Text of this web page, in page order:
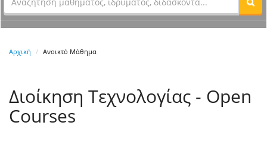
Αρχική Ανοικτό Μάθημα
Διοίκηση Τεχνολογίας - Open
Courses